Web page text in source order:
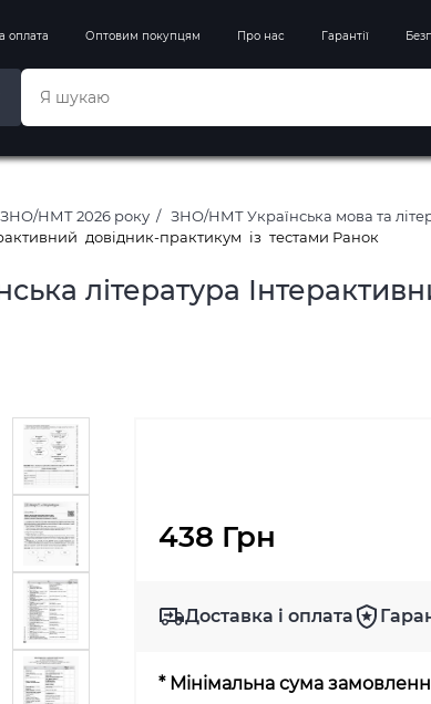
оплата Оптовим покупцям Про нас Гарантії
ЗНО/НМТ 2026 року
ЗНО/НМТ Українська мова та
довідник-практикум із тестами Ранок
література
438 Грн
Доставка і оплата
* Мінімальна сума